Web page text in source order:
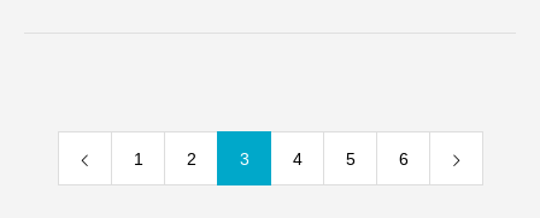
1 2 3 4 5 6